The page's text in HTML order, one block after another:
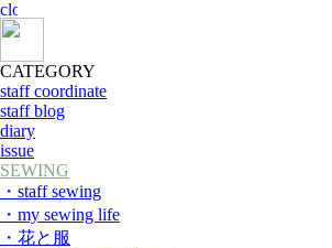
CATEGORY
staff coordinate
staff blog
diary
issue
SEWING
・staff sewing
・my sewing life
・花と服